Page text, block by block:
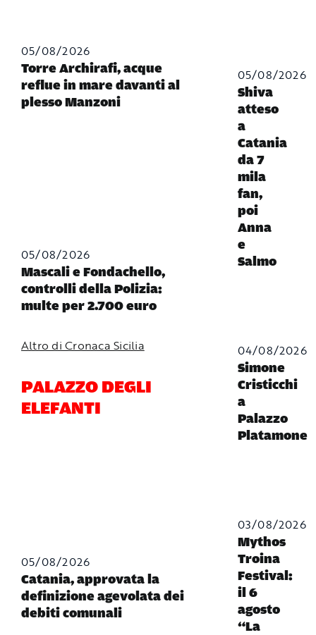
05/08/2026
Torre Archirafi, acque
reflue in mare davanti al
plesso Manzoni
05/08/2026
Mascali e Fondachello,
controlli della Polizia:
multe per 2.700 euro
Altro di Cronaca Sicilia
PALAZZO DEGLI
ELEFANTI
05/08/2026
Catania, approvata la
definizione agevolata dei
debiti comunali
05/08/2026
Shiva
atteso
a
Catania
da 7
mila
fan,
poi
Anna
e
Salmo
04/08/2026
Simone
Cristicchi
a
Palazzo
Platamone
03/08/2026
Mythos
Troina
Festival:
il 6
agosto
“La